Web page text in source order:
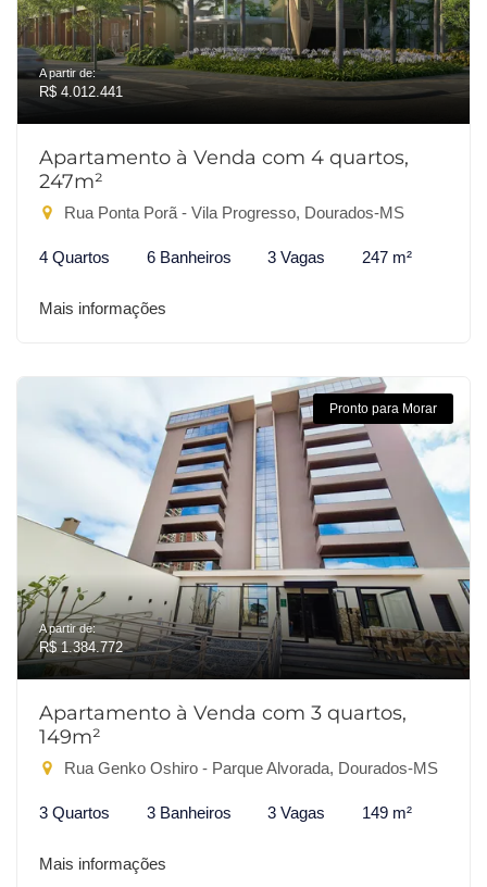
A partir de:
R$ 4.012.441
Apartamento à Venda com 4 quartos,
247m²
Rua Ponta Porã - Vila Progresso, Dourados-MS
4 Quartos 6 Banheiros 3 Vagas 247 m²
Mais informações
Pronto para Morar
A partir de:
R$ 1.384.772
Apartamento à Venda com 3 quartos,
149m²
Rua Genko Oshiro - Parque Alvorada, Dourados-MS
3 Quartos 3 Banheiros 3 Vagas 149 m²
Mais informações